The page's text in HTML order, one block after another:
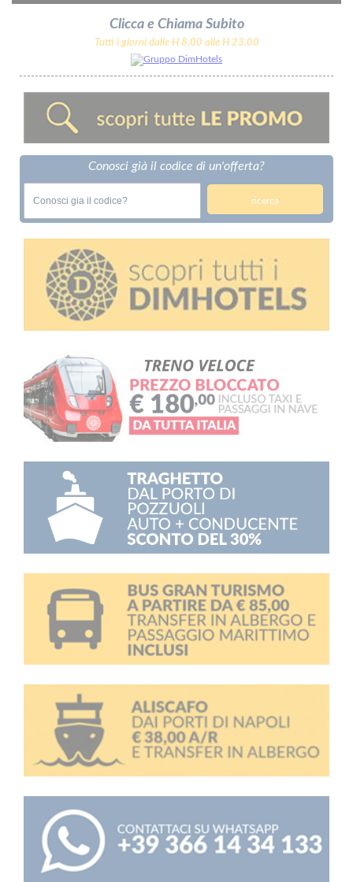
Clicca e Chiama Subito
Tutti i giorni dalle H 8.00 alle H 23.00
Conosci già il codice di un'offerta?
ricerca